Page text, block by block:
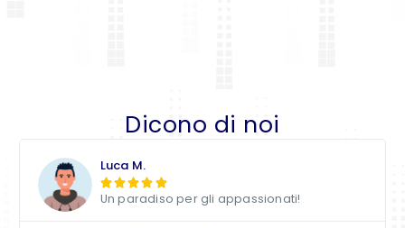
Dicono di noi
Luca M.
 
Un paradiso per gli appassionati!